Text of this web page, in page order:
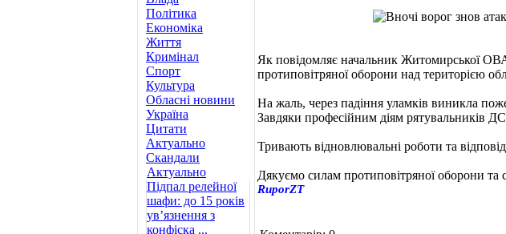
Політика
Економіка
Життя
Кримінал
Спорт
Культура
Обласні новини
Україна
Цитати
Актуально
Скандали
Актуально
Підпал релейної
шафи: до 15 років
ув’язнення з
конфіска ...
Як повідомляє начальник Житомирської
протиповітряної оборони над територією
На жаль, через падіння уламків виникла
Завдяки професійним діям рятувальників
Тривають відновлювальні роботи та
Дякуємо силам протиповітряної оборони та
RuporZT